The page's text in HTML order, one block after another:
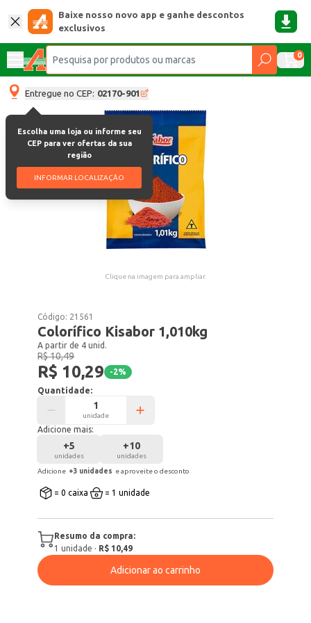
Baixe nosso novo app e ganhe descontos
exclusivos
0
Entregue no CEP: 02170-901
Escolha uma loja ou informe seu
CEP para ver ofertas da sua
região
INFORMAR LOCALIZAÇÃO
Clique na imagem para ampliar.
Código: 21561
Colorífico Kisabor 1,010kg
A partir de 4 unid.
R$ 10,49
R$ 10,29 -2%
Quantidade:
unidade
Adicione mais:
+5
unidades
+10
unidades
Adicione +3 unidades e aproveite o desconto
= 0 caixa = 1 unidade
Resumo da compra:
1 unidade · R$ 10,49
Adicionar ao carrinho